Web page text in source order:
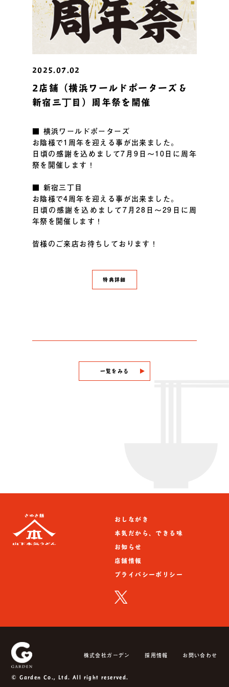
2025.07.02
2店舗（横浜ワールドポーターズ＆
新宿三丁目）周年祭を開催
■ 横浜ワールドポーターズ
お陰様で1周年を迎える事が出来ました。
日頃の感謝を込めまして7月9日～10日に周年
祭を開催します！
■ 新宿三丁目
お陰様で4周年を迎える事が出来ました。
日頃の感謝を込めまして7月28日～29日に周
年祭を開催します！
皆様のご来店お待ちしております！
特典詳細
一覧をみる
おしながき
本気だから、できる味
お知らせ
店舗情報
プライバシーポリシー
株式会社ガーデン 採用情報 お問い合わせ
© Garden Co., Ltd. All right reserved.